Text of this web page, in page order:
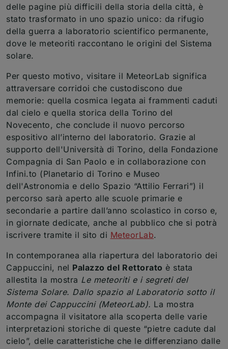
delle pagine più difficili della storia della città, è
stato trasformato in uno spazio unico: da rifugio
della guerra a laboratorio scientifico permanente,
dove le meteoriti raccontano le origini del Sistema
solare.
Per questo motivo, visitare il MeteorLab significa
attraversare corridoi che custodiscono due
memorie: quella cosmica legata ai frammenti caduti
dal cielo e quella storica della Torino del
Novecento, che conclude il nuovo percorso
espositivo all’interno del laboratorio. Grazie al
supporto dell'Università di Torino, della Fondazione
Compagnia di San Paolo e in collaborazione con
Infini.to (Planetario di Torino e Museo
dell'Astronomia e dello Spazio “Attilio Ferrari”) il
percorso sarà aperto alle scuole primarie e
secondarie a partire dall’anno scolastico in corso e,
in giornate dedicate, anche al pubblico che si potrà
iscrivere tramite il sito di MeteorLab.
In contemporanea alla riapertura del laboratorio dei
Cappuccini, nel Palazzo del Rettorato è stata
allestita la mostra Le meteoriti e i segreti del
Sistema Solare. Dallo spazio al Laboratorio sotto il
Monte dei Cappuccini (MeteorLab). La mostra
accompagna il visitatore alla scoperta delle varie
interpretazioni storiche di queste “pietre cadute dal
cielo”, delle caratteristiche che le differenziano dalle